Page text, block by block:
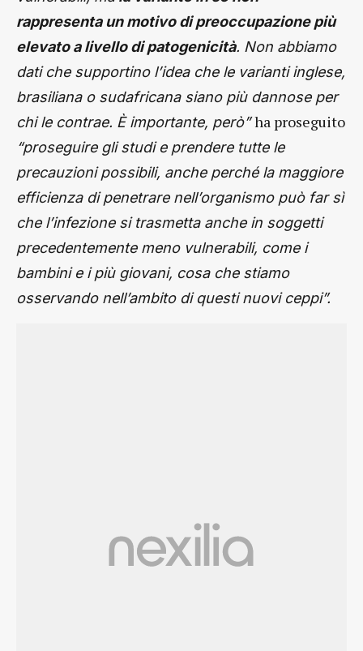
rappresenta un motivo di preoccupazione più
elevato a livello di patogenicità. Non abbiamo
dati che supportino l’idea che le varianti inglese,
brasiliana o sudafricana siano più dannose per
chi le contrae. È importante, però”ha proseguito
“proseguire gli studi e prendere tutte le
precauzioni possibili, anche perché la maggiore
efficienza di penetrare nell’organismo può far sì
che l’infezione si trasmetta anche in soggetti
precedentemente meno vulnerabili, come i
bambini e i più giovani, cosa che stiamo
osservando nell’ambito di questi nuovi ceppi”.